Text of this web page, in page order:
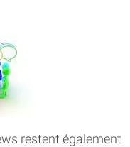
restent également